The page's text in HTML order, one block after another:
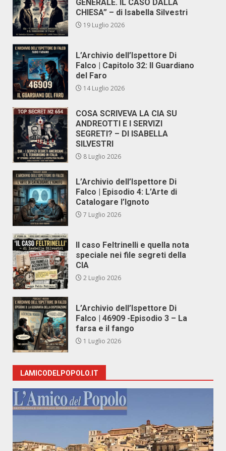
GENERALE. IL CASO DALLA
CHIESA” – di Isabella Silvestri
19 Luglio 2026
L’Archivio dell’Ispettore Di
Falco | Capitolo 32: Il Guardiano
del Faro
14 Luglio 2026
COSA SCRIVEVA LA CIA SU
ANDREOTTI E I SERVIZI
SEGRETI? – DI ISABELLA
SILVESTRI
8 Luglio 2026
L’Archivio dell’Ispettore Di
Falco | Episodio 4: L’Arte di
Catalogare l’Ignoto
7 Luglio 2026
Il caso Feltrinelli e quella nota
speciale nei file segreti della
CIA
2 Luglio 2026
L’Archivio dell’Ispettore Di
Falco | 46909 -Episodio 3 – La
farsa e il fango
1 Luglio 2026
LAMICODELPOPOLO.IT